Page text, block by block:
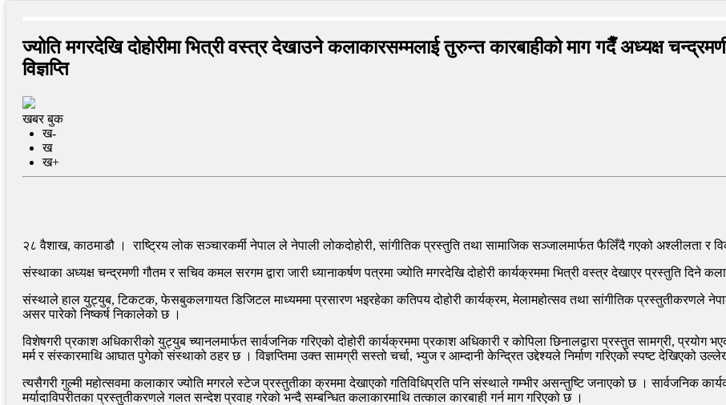
ज्योति मगरदेखि दोहोरीमा भित्री वस्त्र देखाउने कलाकारसम्मलाई तुरुन्त कारबाहीको माग गदैँ अध्यक्ष
विज्ञप्ति
खबर बुक
ख-
ख
ख+
२८ वैशाख, काठमाडौ । राष्ट्रिय लोक सञ्चारकर्मी नेपाल ले नेपाली लोकदोहोरी, सांगीतिक प्रस्तुति तथा सामाजिक सञ्जालमार्फत फैलिँदै गएको अश्लीलता र
संस्थाका अध्यक्ष चन्द्रमणी गौतम र सचिव कमल सरगम द्वारा जारी ध्यानाकर्षण पत्रमा ज्योति मगरदेखि दोहोरी कार्यक्रममा भित्री वस्त्र देखाएर प्रस्तुति दिने
संस्थाले हाल युट्युब, टिकटक, फेसबुकलगायत डिजिटल माध्यममा प्रसारण भइरहेका कतिपय दोहोरी कार्यक्रम, मेलामहोत्सव तथा सांगीतिक प्रस्तुतीकरणले
असर पारेको निष्कर्ष निकालेको छ ।
विशेषगरी प्रकाश अधिकारीको युट्युब च्यानलमार्फत सार्वजनिक गरिएको दोहोरी कार्यक्रममा प्रकाश अधिकारी र कोपिला छिनालद्वारा प्रस्तुत सामग्री,
मर्म र संस्कारमाथि आघात पुगेको संस्थाको ठहर छ । विज्ञप्तिमा उक्त सामग्री सस्तो चर्चा, भ्युज र आम्दानी केन्द्रित उद्देश्यले निर्माण गरिएको स्पष्ट देखिएको
त्यसैगरी गुल्मी महोत्सवमा कलाकार ज्योति मगरले स्टेज प्रस्तुतीका क्रममा देखाएको गतिविधिप्रति पनि संस्थाले गम्भीर असन्तुष्टि जनाएको छ । सार्वजनिक
मर्यादाविपरीतका प्रस्तुतीकरणले गलत सन्देश प्रवाह गरेको भन्दै सम्बन्धित कलाकारमाथि तत्काल कारबाही गर्न माग गरिएको छ ।